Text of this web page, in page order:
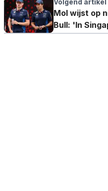
Mol wijst op
Bull: 'In
gebeuren'